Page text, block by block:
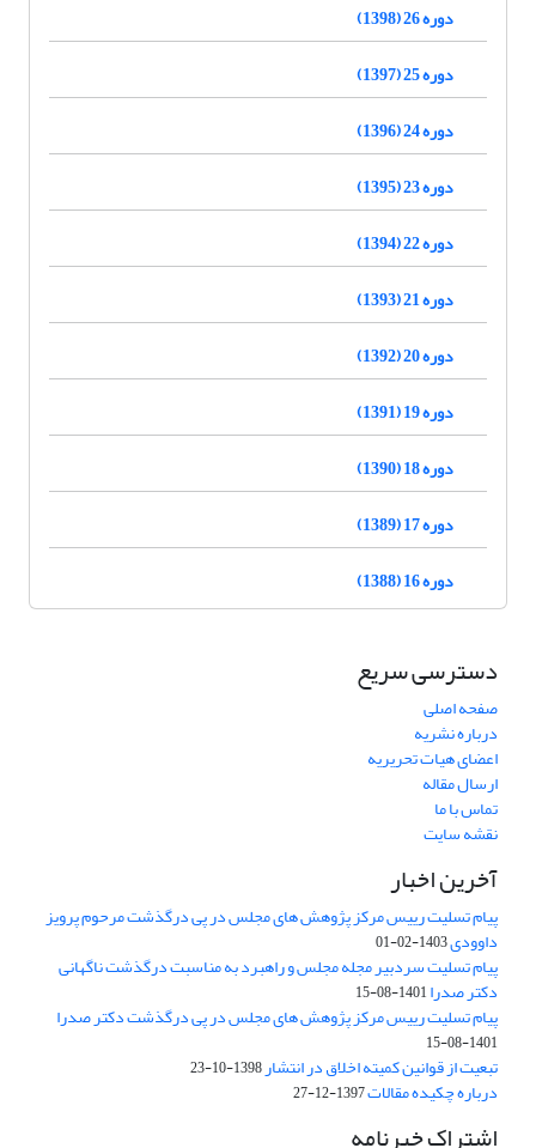
دوره 26 (1398)
دوره 25 (1397)
دوره 24 (1396)
دوره 23 (1395)
دوره 22 (1394)
دوره 21 (1393)
دوره 20 (1392)
دوره 19 (1391)
دوره 18 (1390)
دوره 17 (1389)
دوره 16 (1388)
دسترسی سریع
صفحه اصلی
درباره نشریه
اعضای هیات تحریریه
ارسال مقاله
تماس با ما
نقشه سایت
آخرین اخبار
پیام تسلیت رییس مرکز پژوهش های مجلس در پی درگذشت مرحوم پرویز
داوودی1403-02-01
پیام تسلیت سردبیر مجله مجلس و راهبرد به مناسبت درگذشت ناگهانی
دکتر صدرا1401-08-15
پیام تسلیت رییس مرکز پژوهش های مجلس در پی درگذشت دکتر صدرا
1401-08-15
تبعیت از قوانین کمیته اخلاق در انتشار1398-10-23
درباره چکیده مقالات1397-12-27
اشتراک خبرنامه